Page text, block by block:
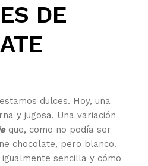
DE
estamos dulces. Hoy, una
y jugosa. Una variación
que, como no podía ser
chocolate, pero blanco.
sencilla y cómo